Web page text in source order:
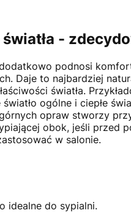
-
podnosi
Daje to najbardziej
światła.
ogólne i ciepłe
opraw stworzy
obok, jeśli przed
w salonie.
idealne do sypialni.